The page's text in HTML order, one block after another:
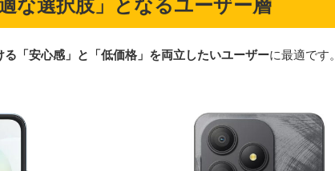
な選択肢」となるユーザー層
る「安心感」と「低価格」を両立したいユーザーに最適です。